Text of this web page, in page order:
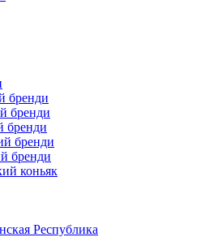
бренди
бренди
бренди
бренди
бренди
коньяк
Республика